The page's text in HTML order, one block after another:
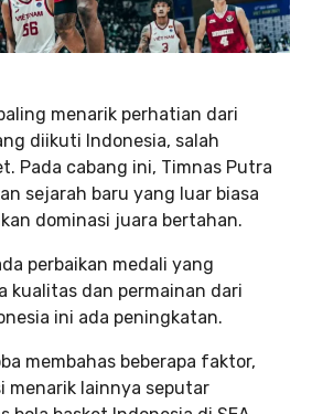
menarik perhatian dari
diikuti Indonesia, salah
Pada cabang ini, Timnas Putra
sejarah baru yang luar biasa
dominasi juara bertahan.
perbaikan medali yang
kualitas dan permainan dari
ini ada peningkatan.
membahas beberapa faktor,
menarik lainnya seputar